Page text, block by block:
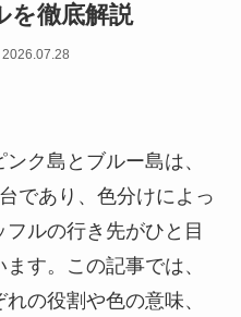
を徹底解説
2026.07.28
ク島とブルー島は、
であり、色分けによっ
ルの行き先がひと目
す。この記事では、
の役割や色の意味、